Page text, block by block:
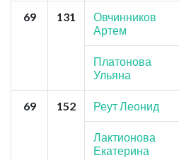
69 131
Овчинников
Артем
Платонова
Ульяна
69 152 Реут Леонид
Лактионова
Екатерина